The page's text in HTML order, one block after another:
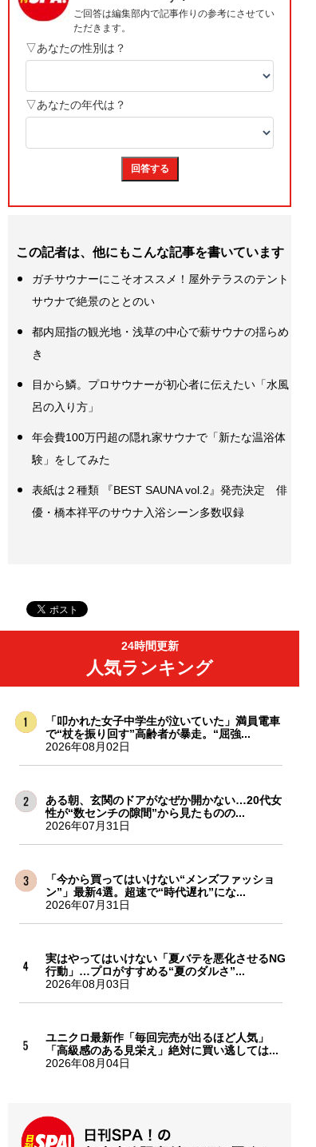
この記者は、他にもこんな記事を書いています
ガチサウナーにこそオススメ！屋外テラスのテント
サウナで絶景のととのい
都内屈指の観光地・浅草の中心で薪サウナの揺らめ
き
目から鱗。プロサウナーが初心者に伝えたい「水風
呂の入り方」
年会費100万円超の隠れ家サウナで「新たな温浴体
験」をしてみた
表紙は２種類 『BEST SAUNA vol.2』発売決定 俳
優・橋本祥平のサウナ入浴シーン多数収録
24時間更新
人気ランキング
「叩かれた女子中学生が泣いていた」満員電車
で“杖を振り回す”高齢者が暴走。“屈強...
2026年08月02日
ある朝、玄関のドアがなぜか開かない…20代女
性が“数センチの隙間”から見たものの...
2026年07月31日
「今から買ってはいけない“メンズファッショ
ン”」最新4選。超速で“時代遅れ”にな...
2026年07月31日
実はやってはいけない「夏バテを悪化させるNG
行動」…プロがすすめる“夏のダルさ”...
2026年08月03日
ユニクロ最新作「毎回完売が出るほど人気」
「高級感のある見栄え」絶対に買い逃しては...
2026年08月04日